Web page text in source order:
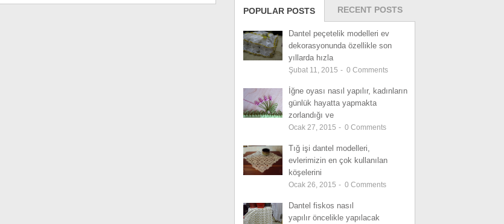
POPULAR POSTS RECENT POSTS
Dantel peçetelik modelleri ev
dekorasyonunda özellikle son
yıllarda hızla
Şubat 11, 2015 - 0 Comments
İğne oyası nasıl yapılır, kadınların
günlük hayatta yapmakta
zorlandığı ve
Ocak 27, 2015 - 0 Comments
Tığ işi dantel modelleri,
evlerimizin en çok kullanılan
köşelerini
Ocak 26, 2015 - 0 Comments
Dantel fiskos nasıl
yapılır öncelikle yapılacak